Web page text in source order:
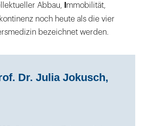
Abbau, mmobilität,
noch heute als die vier
bezeichnet werden.
Dr. Julia Jokusch,